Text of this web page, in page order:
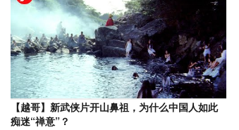
【越哥】新武侠片开山鼻祖，为什么中国人如此
痴迷“禅意”？